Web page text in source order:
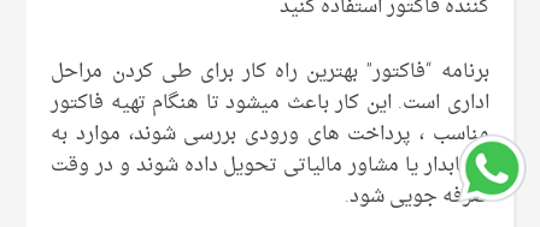
کننده فاکتور استفاده کنید
برنامه “فاکتور” بهترین راه کار برای طی کردن مراحل
اداری است. این کار باعث میشود تا هنگام تهیه فاکتور
مناسب ، پرداخت های ورودی بررسی شوند، موارد به
حسابدار یا مشاور مالیاتی تحویل داده شوند و در وقت
صرفه جویی شود.